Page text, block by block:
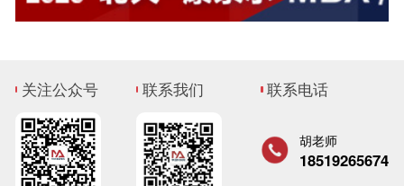
关注公众号 联系我们 联系电话
胡老师
18519265674